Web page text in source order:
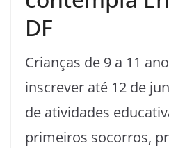
DF
Crianças de 9 a 11
inscrever até 12 de
de atividades
primeiros socorros,